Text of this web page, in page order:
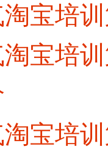
宝培
宝培
宝培